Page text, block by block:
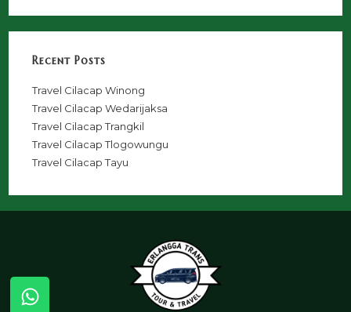
Recent Posts
Travel Cilacap Winong
Travel Cilacap Wedarijaksa
Travel Cilacap Trangkil
Travel Cilacap Tlogowungu
Travel Cilacap Tayu